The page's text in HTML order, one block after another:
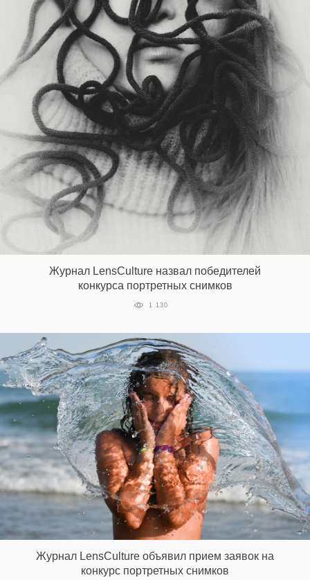
Журнал LensCulture назвал победителей
конкурса портретных снимков
1 130
Журнал LensCulture объявил прием заявок на
конкурс портретных снимков